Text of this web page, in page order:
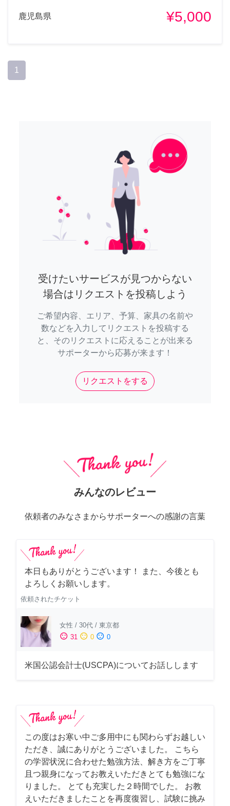
鹿児島県 ¥5,000
1
受けたいサービスが見つからない
場合はリクエストを投稿しよう
ご希望内容、エリア、予算、家具の名前や
数などを入力してリクエストを投稿する
と、そのリクエストに応えることが出来る
サポーターから応募が来ます！
リクエストをする
みんなのレビュー
依頼者のみなさまからサポーターへの感謝の言葉
本日もありがとうございます！ また、今後とも
よろしくお願いします。
依頼されたチケット
女性 / 30代 / 東京都
sentiment_satisfied 31 sentiment_neutral 0 sentiment_dissatisfied 0
米国公認会計士(USCPA)についてお話しします
この度はお寒い中ご多用中にも関わらずお越しい
ただき、誠にありがとうございました。 こちら
の学習状況に合わせた勉強方法、解き方をご丁寧
且つ親身になってお教えいただきとても勉強にな
りました。 とても充実した２時間でした。 お教
えいただきましたことを再度復習し、試験に挑み